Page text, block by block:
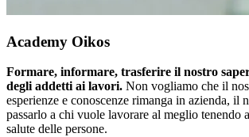
Academy Oikos
Formare, informare, trasferire il nostro
degli addetti ai lavori. Non vogliamo che il
esperienze e conoscenze rimanga in azienda, il
passarlo a chi vuole lavorare al meglio tenendo
salute delle persone.